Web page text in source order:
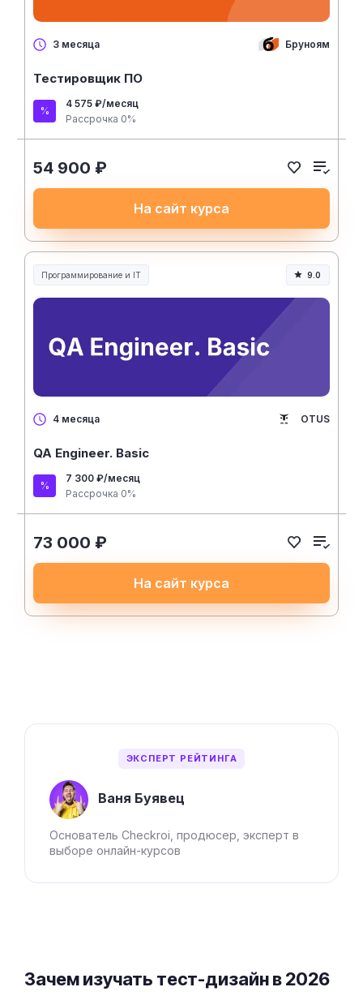
ЭКСПЕРТ РЕЙТИНГА
Ваня Буявец
Основатель Checkroi, продюсер, эксперт в
выборе онлайн-курсов
3 месяца Бруноям
Тестировщик ПО
4 575 ₽/месяц
Рассрочка 0%
54 900 ₽
На сайт курса
Программирование и IT 9.0
4 месяца OTUS
QA Engineer. Basic
7 300 ₽/месяц
Рассрочка 0%
73 000 ₽
На сайт курса
Зачем изучать тест-дизайн в 2026